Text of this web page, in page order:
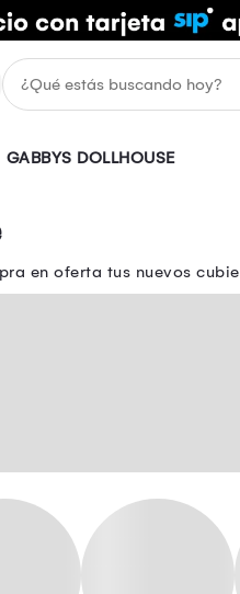
GABBYS DOLLHOUSE
en oferta tus nuevos